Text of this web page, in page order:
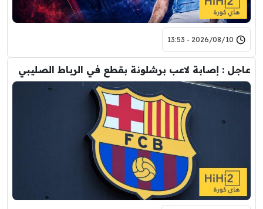
2026/08/10 - 13:53
عاجل : إصابة لاعب برشلونة بقطع في الرباط الصليبي